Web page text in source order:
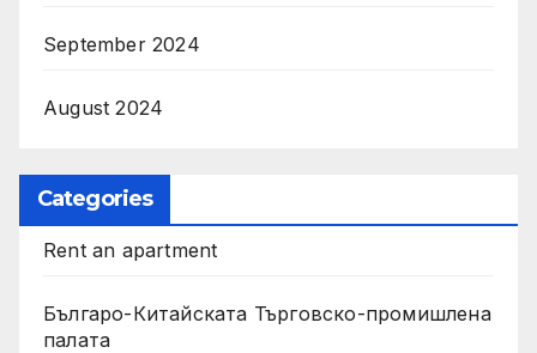
September 2024
August 2024
Categories
Rent an apartment
Българо-Китайската Търговско-промишлена
палата